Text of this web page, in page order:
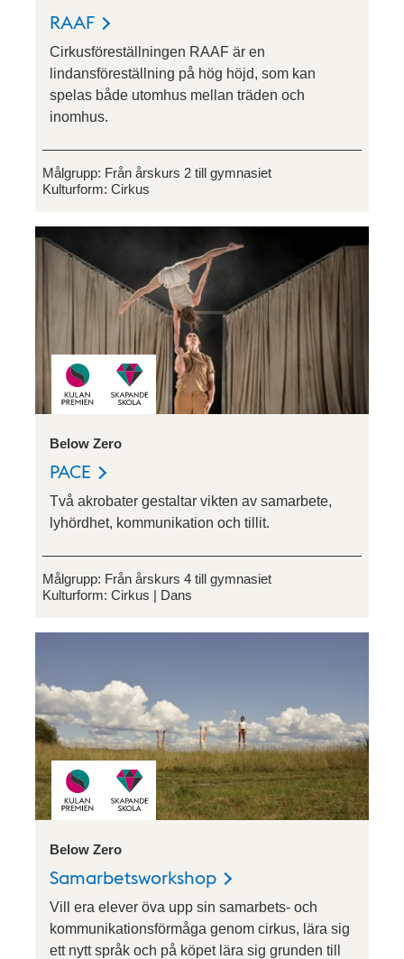
RAAF
Cirkusföreställningen RAAF är en
lindansföreställning på hög höjd, som kan
spelas både utomhus mellan träden och
inomhus.
Målgrupp: Från årskurs 2 till gymnasiet
Kulturform: Cirkus
Below Zero
PACE
Två akrobater gestaltar vikten av samarbete,
lyhördhet, kommunikation och tillit.
Målgrupp: Från årskurs 4 till gymnasiet
Kulturform: Cirkus Dans
Below Zero
Samarbetsworkshop
Vill era elever öva upp sin samarbets- och
kommunikationsförmåga genom cirkus, lära sig
ett nytt språk och på köpet lära sig grunden till